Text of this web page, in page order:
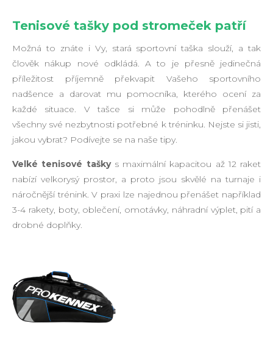
Tenisové tašky pod stromeček patří
Možná to znáte i Vy, stará sportovní taška slouží, a tak
člověk nákup nové odkládá. A to je přesně jedinečná
příležitost příjemně překvapit Vašeho sportovního
nadšence a darovat mu pomocníka, kterého ocení za
každé situace. V tašce si může pohodlně přenášet
všechny své nezbytnosti potřebné k tréninku. Nejste si jisti,
jakou vybrat? Podívejte se na naše tipy.
Velké tenisové taškys maximální kapacitou až 12 raket
nabízí velkorysý prostor, a proto jsou skvělé na turnaje i
náročnější trénink. V praxi lze najednou přenášet například
3-4 rakety, boty, oblečení, omotávky, náhradní výplet, pití a
drobné doplňky.